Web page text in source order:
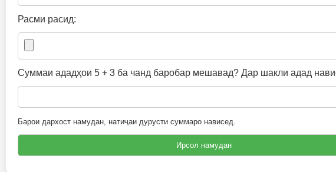
Расми расид:
Суммаи ададҳои 5 + 3 ба чанд баробар мешавад? Дар шакли адад
Барои дархост намудан, натиҷаи дурусти суммаро нависед.
Ирсол намудан